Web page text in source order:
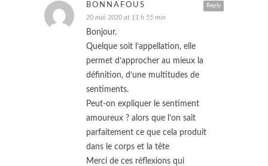
Reply
BONNAFOUS
20 mai 2020 at 11 h 55 min
Bonjour.
Quelque soit l’appellation, elle
permet d’approcher au mieux la
définition, d’une multitudes de
sentiments.
Peut-on expliquer le sentiment
amoureux ? alors que l’on sait
parfaitement ce que cela produit
dans le corps et la tête
Merci de ces réflexions qui